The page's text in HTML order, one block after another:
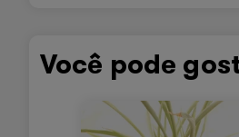
Você pode